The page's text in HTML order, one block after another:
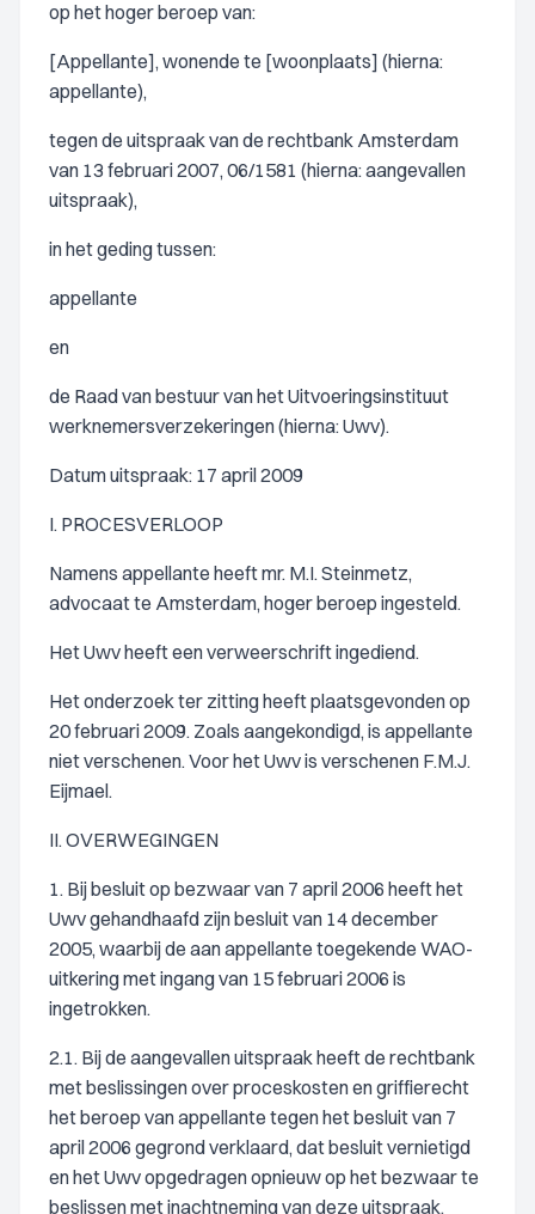
op het hoger beroep van:
[Appellante], wonende te [woonplaats] (hierna:
appellante),
tegen de uitspraak van de rechtbank Amsterdam
van 13 februari 2007, 06/1581 (hierna: aangevallen
uitspraak),
in het geding tussen:
appellante
en
de Raad van bestuur van het Uitvoeringsinstituut
werknemersverzekeringen (hierna: Uwv).
Datum uitspraak: 17 april 2009
I. PROCESVERLOOP
Namens appellante heeft mr. M.I. Steinmetz,
advocaat te Amsterdam, hoger beroep ingesteld.
Het Uwv heeft een verweerschrift ingediend.
Het onderzoek ter zitting heeft plaatsgevonden op
20 februari 2009. Zoals aangekondigd, is appellante
niet verschenen. Voor het Uwv is verschenen F.M.J.
Eijmael.
II. OVERWEGINGEN
1. Bij besluit op bezwaar van 7 april 2006 heeft het
Uwv gehandhaafd zijn besluit van 14 december
2005, waarbij de aan appellante toegekende WAO-
uitkering met ingang van 15 februari 2006 is
ingetrokken.
2.1. Bij de aangevallen uitspraak heeft de rechtbank
met beslissingen over proceskosten en griffierecht
het beroep van appellante tegen het besluit van 7
april 2006 gegrond verklaard, dat besluit vernietigd
en het Uwv opgedragen opnieuw op het bezwaar te
beslissen met inachtneming van deze uitspraak.